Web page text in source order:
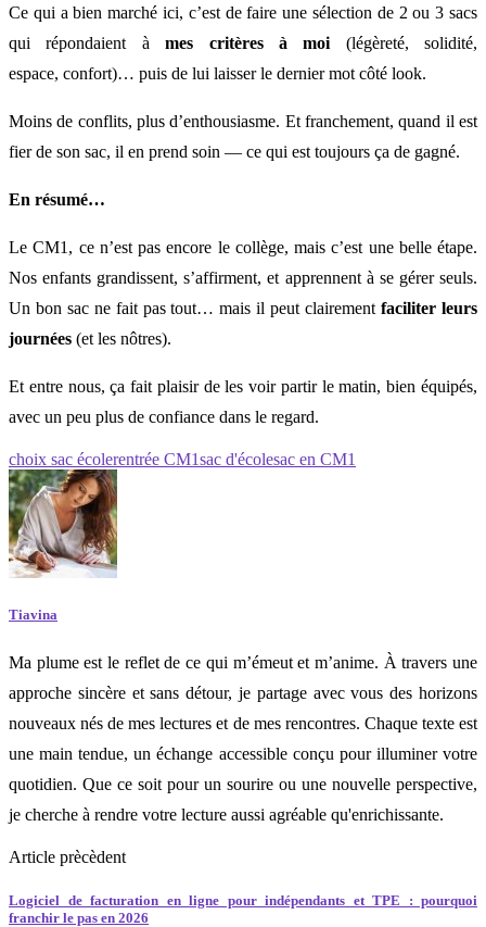
Ce qui a bien marché ici, c’est de faire une sélection de 2 ou 3 sacs
qui répondaient àmes critères à moi (légèreté, solidité,
espace, confort)… puis de lui laisser le dernier mot côté look.
Moins de conflits, plus d’enthousiasme. Et franchement, quand il est
fier de son sac, il en prend soin — ce qui est toujours ça de gagné.
En résumé…
Le CM1, ce n’est pas encore le collège, mais c’est une belle étape.
Nos enfants grandissent, s’affirment, et apprennent à se gérer seuls.
Un bon sac ne fait pas tout… mais il peut clairementfaciliter leurs
journées (et les nôtres).
Et entre nous, ça fait plaisir de les voir partir le matin, bien équipés,
avec un peu plus de confiance dans le regard.
choix sac écolerentrée CM1sac d'écolesac en CM1
Tiavina
Ma plume est le reflet de ce qui m’émeut et m’anime. À travers une
approche sincère et sans détour, je partage avec vous des horizons
nouveaux nés de mes lectures et de mes rencontres. Chaque texte est
une main tendue, un échange accessible conçu pour illuminer votre
quotidien. Que ce soit pour un sourire ou une nouvelle perspective,
je cherche à rendre votre lecture aussi agréable qu'enrichissante.
Article prècèdent
Logiciel de facturation en ligne pour indépendants et TPE : pourquoi
franchir le pas en 2026